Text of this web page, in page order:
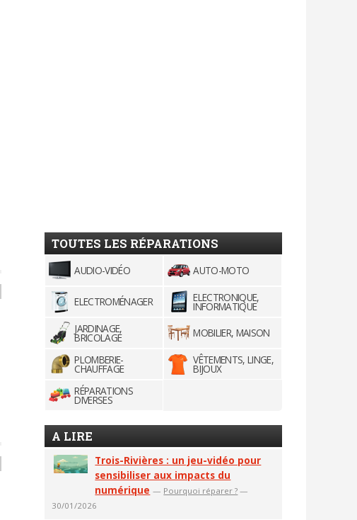
TOUTES LES RÉPARATIONS
AUDIO-VIDÉO AUTO-MOTO
ELECTROMÉNAGER ELECTRONIQUE,
INFORMATIQUE
JARDINAGE,
BRICOLAGE
MOBILIER, MAISON
PLOMBERIE-
CHAUFFAGE
VÊTEMENTS, LINGE,
BIJOUX
RÉPARATIONS
DIVERSES
A LIRE
Trois-Rivières : un jeu-vidéo pour
sensibiliser aux impacts du
numérique — Pourquoi réparer ? —
30/01/2026